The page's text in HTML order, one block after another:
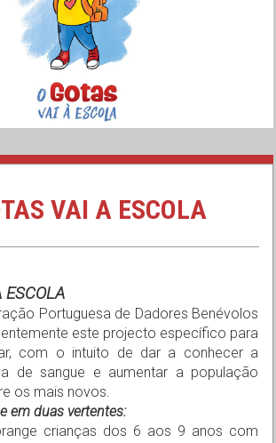
VAI A ESCOLA
ESCOLA
Portuguesa de Dadores Benévolos
este projecto específico para
com o intuito de dar a conhecer a
de sangue e aumentar a população
os mais novos.
em duas vertentes:
crianças dos 6 aos 9 anos com